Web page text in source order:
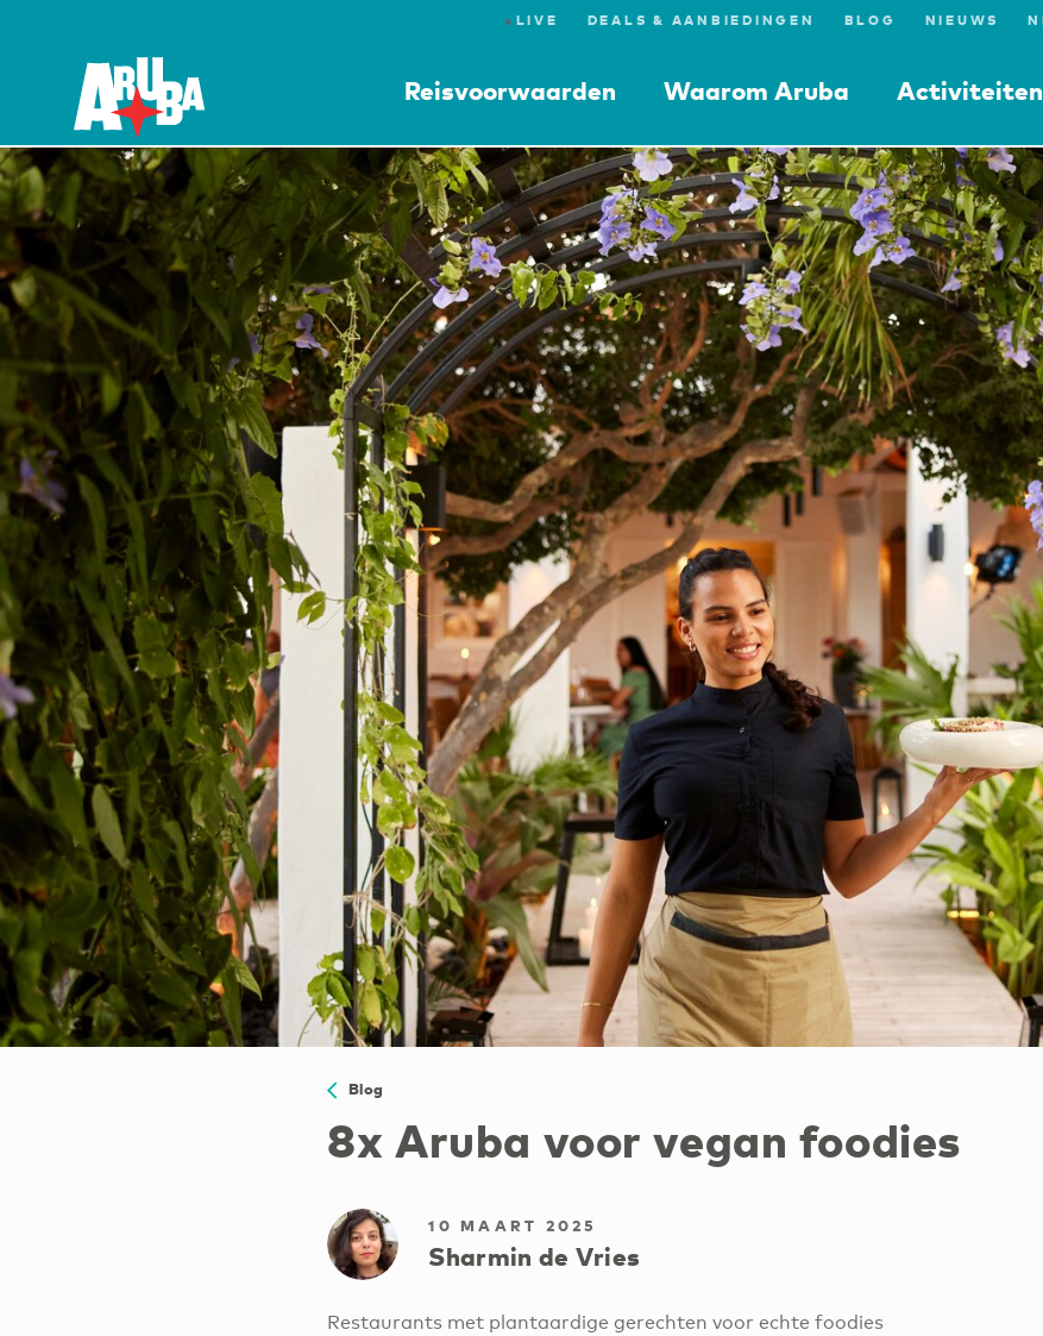
● LIVE DEALS & AANBIEDINGEN BLOG NIEUWS
Reisvoorwaarden Waarom Aruba Activiteiten
Blog
8x Aruba voor vegan foodies
10 MAART 2025
Sharmin de Vries
Restaurants met plantaardige gerechten voor echte foodies